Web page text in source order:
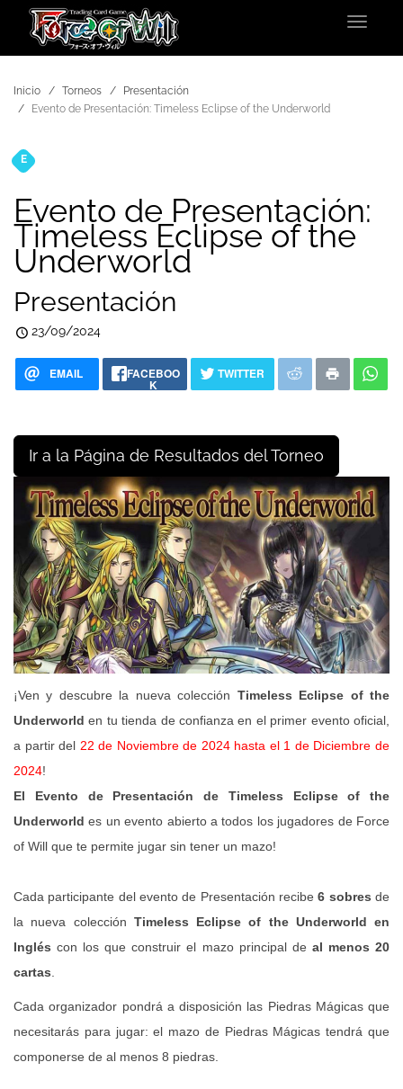
Toggle
Inicio Torneos
Presentación
Evento de Presentación: Timeless Eclipse of the Underworld
E
Evento de Presentación:
Timeless Eclipse of the
Underworld
Presentación
23/09/2024
EMAIL FACEBOO
K
TWITTER
Ir a la Página de Resultados del Torneo
¡Ven y descubre la nueva colección Timeless Eclipse of the
Underworlden tu tienda de confianza en el primer evento oficial,
a partir del 22 de Noviembre de 2024 hasta el 1 de Diciembre de
2024!
El Evento de Presentación de Timeless Eclipse of the
Underworldes un evento abierto a todos los jugadores de Force
of Will que te permite jugar sin tener un mazo!
Cada participante del evento de Presentación recibe6 sobres de
la nueva colección Timeless Eclipse of the Underworld en
Ingléscon los que construir el mazo principal de al menos 20
cartas
Cada organizador pondrá a disposición las Piedras Mágicas que
necesitarás para jugar: el mazo de Piedras Mágicas tendrá que
componerse de al menos 8 piedras.